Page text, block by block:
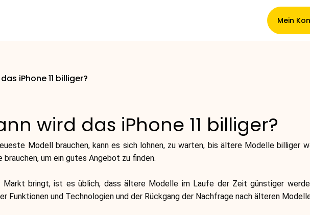
Mein
iPhone 11 billiger?
wird das iPhone 11 billiger?
Modell brauchen, kann es sich lohnen, zu warten, bis ältere Modelle billiger
um ein gutes Angebot zu finden.
Markt bringt, ist es üblich, dass ältere Modelle im Laufe der Zeit günstiger
Funktionen und Technologien und der Rückgang der Nachfrage nach älteren